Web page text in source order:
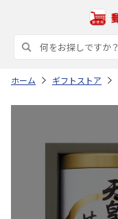
ホーム ギフトストア